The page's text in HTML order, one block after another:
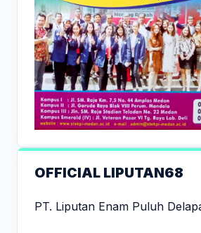
OFFICIAL LIPUTAN68
PT. Liputan Enam Puluh